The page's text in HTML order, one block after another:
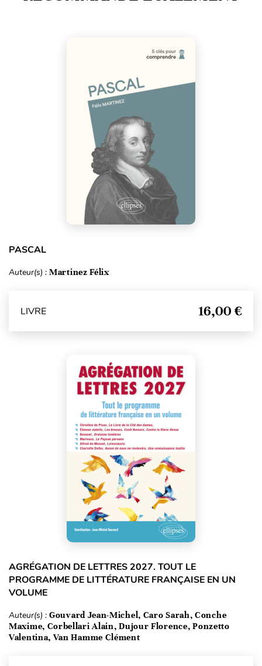
PASCAL
Auteur(s) : Martinez Félix
LIVRE 16,00 €
AGRÉGATION DE LETTRES 2027. TOUT LE
PROGRAMME DE LITTÉRATURE FRANÇAISE EN UN
VOLUME
Auteur(s) : Gouvard Jean-Michel, Caro Sarah, Conche
Maxime, Corbellari Alain, Dujour Florence, Ponzetto
Valentina, Van Hamme Clément